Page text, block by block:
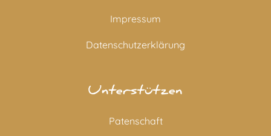
Impressum
Datenschutzerklärung
Unterstützen
Patenschaft